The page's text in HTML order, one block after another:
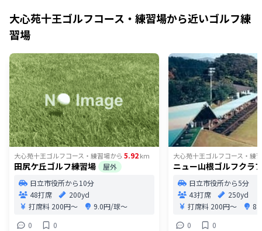
大心苑十王ゴルフコース・練習場から近いゴルフ練
習場
大心苑十王ゴルフコース・練習場から 5.92km
田尻ケ丘ゴルフ練習場
屋外
日立市役所から10分
48打席
200yd
打席料 200円〜
9.0円/球〜
0
0
大心苑十王ゴルフコース・練
ニュー山根ゴルフクラ
日立市役所から5分
43打席
250yd
打席料 200円〜
0
0